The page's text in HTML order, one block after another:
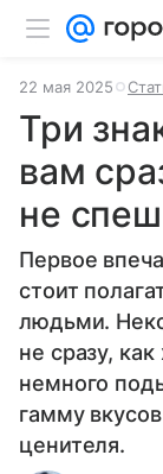
22 мая 2025
Три
вам
не
Первое
стоит
людьми.
не сразу,
немного
гамму
ценителя.